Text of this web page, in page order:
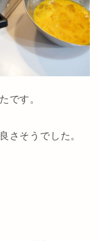
です。
さそうでした。